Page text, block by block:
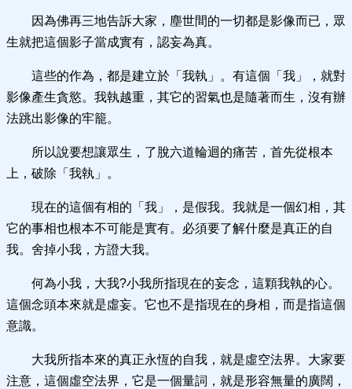
因為佛再三地告訴大家，塵世間的一切都是影像而已，眾
生就把這個影子當成實有，認妄為真。
這些的作為，都是建立於「我執」。有這個「我」，就對
影像產生貪慾。我執越重，其它的習氣也是隨著而生，沒有辦
法跳出影像的牢籠。
所以說要想讓眾生，了脫六道輪迴的痛苦，首先從根本
上，破除「我執」。
現在的這個有相的「我」，是假我。我就是一個幻相，其
它的事相也根本不可能是實有。必須要了解什麼是真正的自
我。舍掉小我，方證大我。
何為小我，大我?小我所指現在的妄念，這顆我執的心。
這個念頭本來就是虛妄。它也不是指現在的身相，而是指這個
意識。
大我所指本來的真正永恆的自我，就是虛空法界。大家要
注意，這個虛空法界，它是一個量詞，就是形容無量的廣闊，